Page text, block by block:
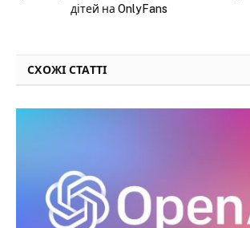
дітей на OnlyFans
СХОЖІ СТАТТІ